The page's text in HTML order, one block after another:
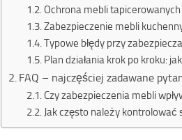
Ochrona mebli
Zabezpieczenie mebli
Typowe błędy przy
Plan działania krok po kroku:
FAQ – najczęściej zadawane
Czy zabezpieczenia mebli
Jak często należy